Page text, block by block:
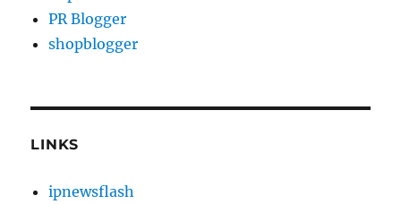
PR Blogger
shopblogger
LINKS
ipnewsflash